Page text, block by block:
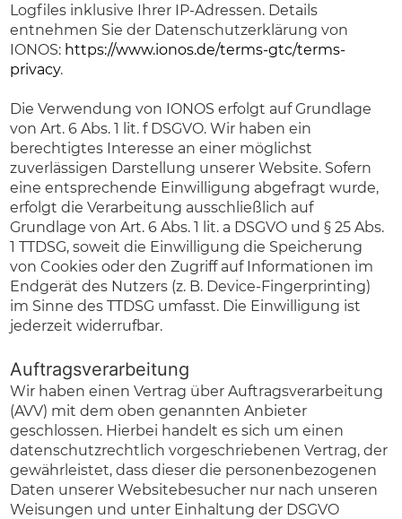
Logfiles inklusive Ihrer IP-Adressen. Details
entnehmen Sie der Datenschutzerklärung von
IONOS: https://www.ionos.de/terms-gtc/terms-
privacy.
Die Verwendung von IONOS erfolgt auf Grundlage
von Art. 6 Abs. 1 lit. f DSGVO. Wir haben ein
berechtigtes Interesse an einer möglichst
zuverlässigen Darstellung unserer Website. Sofern
eine entsprechende Einwilligung abgefragt wurde,
erfolgt die Verarbeitung ausschließlich auf
Grundlage von Art. 6 Abs. 1 lit. a DSGVO und § 25 Abs.
1 TTDSG, soweit die Einwilligung die Speicherung
von Cookies oder den Zugriff auf Informationen im
Endgerät des Nutzers (z. B. Device-Fingerprinting)
im Sinne des TTDSG umfasst. Die Einwilligung ist
jederzeit widerrufbar.
Auftragsverarbeitung
Wir haben einen Vertrag über Auftragsverarbeitung
(AVV) mit dem oben genannten Anbieter
geschlossen. Hierbei handelt es sich um einen
datenschutzrechtlich vorgeschriebenen Vertrag, der
gewährleistet, dass dieser die personenbezogenen
Daten unserer Websitebesucher nur nach unseren
Weisungen und unter Einhaltung der DSGVO